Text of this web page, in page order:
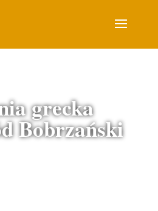
grecka
Bobrzański